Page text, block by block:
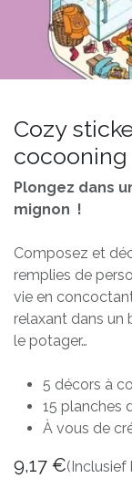
Cozy
cocooning
Plongez dans
mignon !
Composez et
remplies de
vie en
relaxant dans un
le potager…
5 décors à
15 planches
À vous de
9,17 €(Inclusief